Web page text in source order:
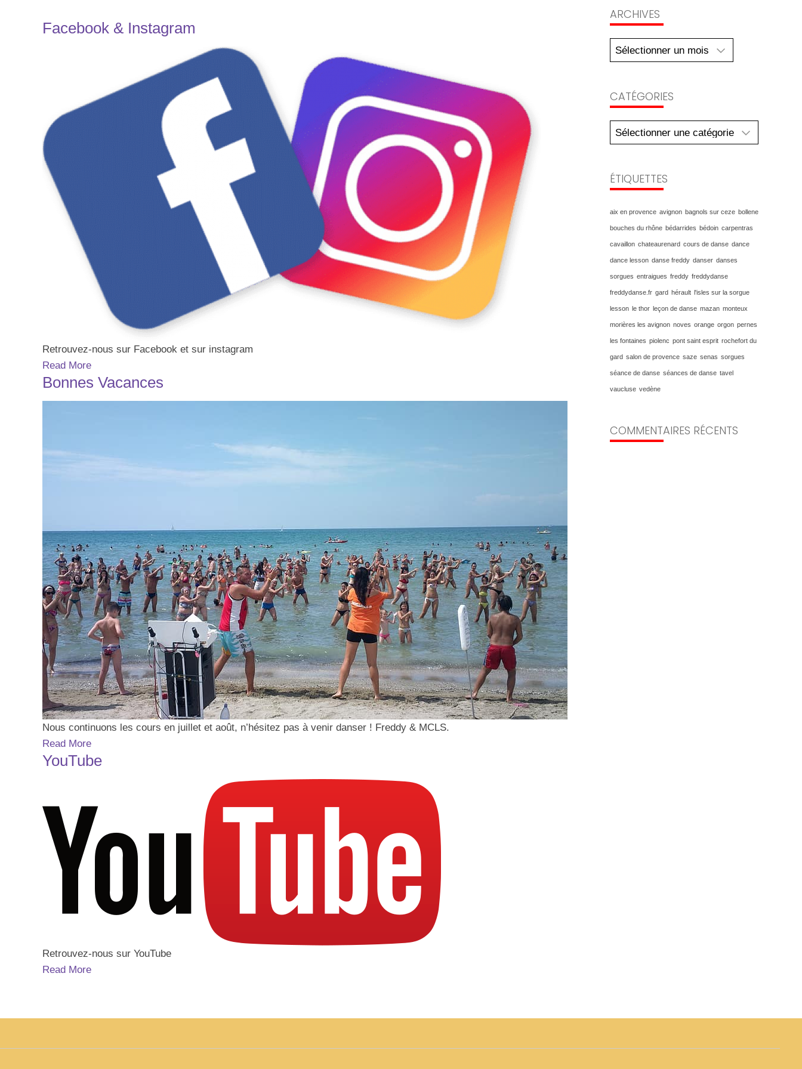
Facebook & Instagram
Retrouvez-nous sur Facebook et sur instagram
Read More
Bonnes Vacances
Nous continuons les cours en juillet et août, n’hésitez pas à venir danser ! Freddy & MCLS.
Read More
YouTube
Retrouvez-nous sur YouTube
Read More
ARCHIVES
CATÉGORIES
Catégories
ÉTIQUETTES
aix en provence avignon bagnols sur ceze bollene
bouches du rhône bédarrides bédoin carpentras
cavaillon chateaurenard cours de danse dance
dance lesson danse freddy danser danses
sorgues entraigues freddy freddydanse
freddydanse.fr gard hérault l'isles sur la sorgue
lesson le thor leçon de danse mazan monteux
morières les avignon noves orange orgon pernes
les fontaines piolenc pont saint esprit rochefort du
gard salon de provence saze senas sorgues
séance de danse séances de danse tavel
vaucluse vedène
COMMENTAIRES RÉCENTS